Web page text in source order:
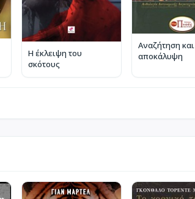
Η έκλειψη του
σκότους
Αναζήτηση και
αποκάλυψη